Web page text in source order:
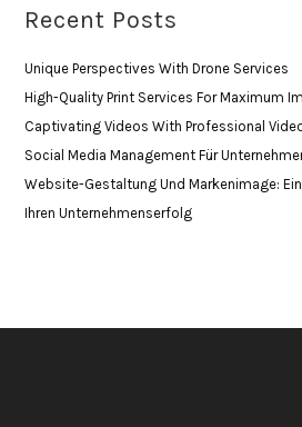
Recent Posts
Unique Perspectives With Drone Services
High-Quality Print Services For Maximum
Captivating Videos With Professional
Social Media Management Für
Website-Gestaltung Und Markenimage:
Ihren Unternehmenserfolg